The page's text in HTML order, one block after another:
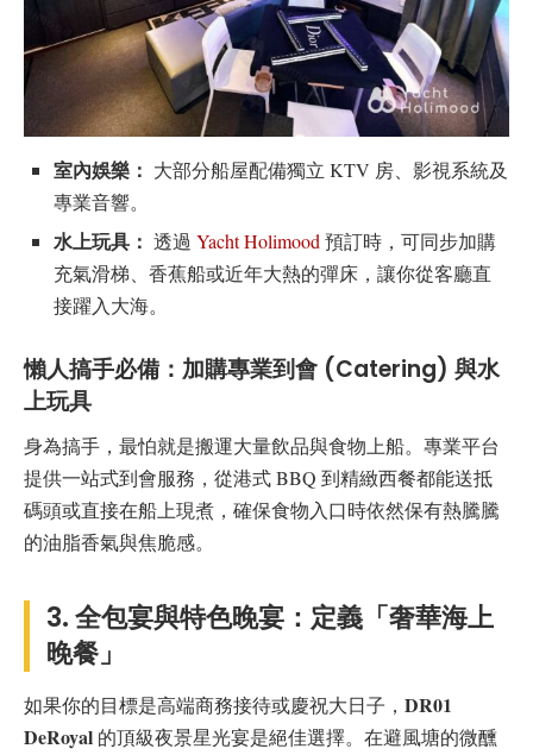
室內娛樂： 大部分船屋配備獨立 KTV 房、影視系統及
專業音響。
水上玩具： 透過 Yacht Holimood預訂時，可同步加購
充氣滑梯、香蕉船或近年大熱的彈床，讓你從客廳直
接躍入大海。
懶人搞手必備：加購專業到會 (Catering) 與水
上玩具
身為搞手，最怕就是搬運大量飲品與食物上船。專業平台
提供一站式到會服務，從港式 BBQ 到精緻西餐都能送抵
碼頭或直接在船上現煮，確保食物入口時依然保有熱騰騰
的油脂香氣與焦脆感。
3. 全包宴與特色晚宴：定義「奢華海上
晚餐」
如果你的目標是高端商務接待或慶祝大日子， DR01
DeRoyal 的頂級夜景星光宴是絕佳選擇。在避風塘的微醺